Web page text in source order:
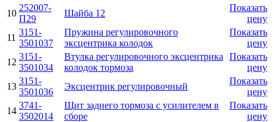
10
252007-
П29
Шайба 12
Показать
цену
11
3151-
3501037
Пружина регулировочного
эксцентрика колодок
Показать
цену
12
3151-
3501034
Втулка регулировочного эксцентрика
колодок тормоза
Показать
цену
13
3151-
3501036
Эксцентрик регулировочный
Показать
цену
14
3741-
3502014
Щит заднего тормоза с усилителем в
сборе
Показать
цену